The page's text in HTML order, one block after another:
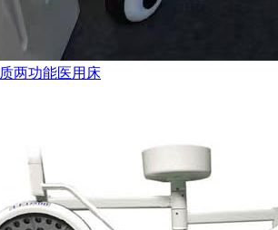
两功能医用床